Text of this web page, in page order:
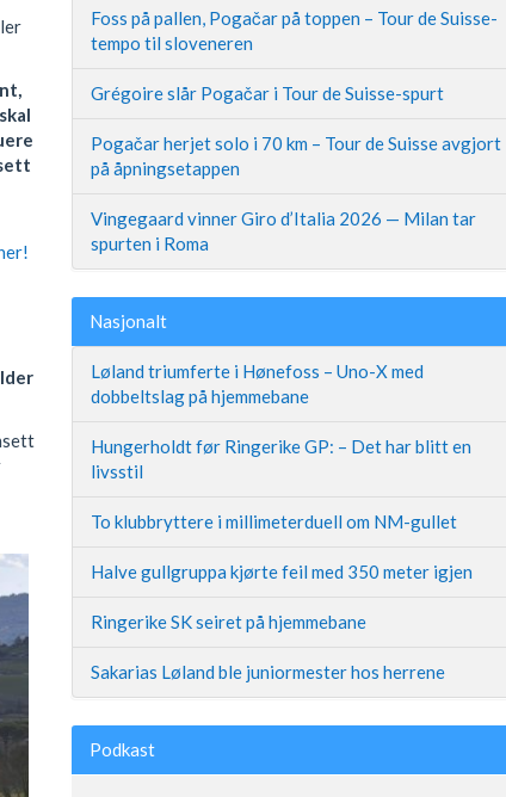
Foss på pallen, Pogačar på toppen – Tour de Suisse-
tempo til sloveneren
Grégoire slår Pogačar i Tour de Suisse-spurt
Pogačar herjet solo i 70 km – Tour de Suisse avgjort
på åpningsetappen
Vingegaard vinner Giro d’Italia 2026 — Milan tar
spurten i Roma
Nasjonalt
Løland triumferte i Hønefoss – Uno-X med
dobbeltslag på hjemmebane
Hungerholdt før Ringerike GP: – Det har blitt en
livsstil
To klubbryttere i millimeterduell om NM-gullet
Halve gullgruppa kjørte feil med 350 meter igjen
Ringerike SK seiret på hjemmebane
Sakarias Løland ble juniormester hos herrene
Podkast